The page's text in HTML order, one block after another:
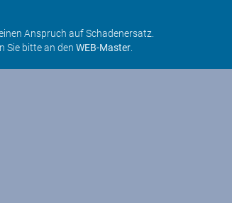
Anspruch auf Schadenersatz.
Sie bitte an den WEB-Master.